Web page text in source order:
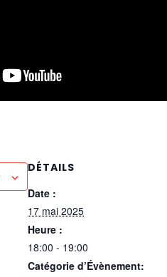
DÉTAILS
Date :
17 mai 2025
Heure :
18:00 - 19:00
Catégorie d’Évènement: